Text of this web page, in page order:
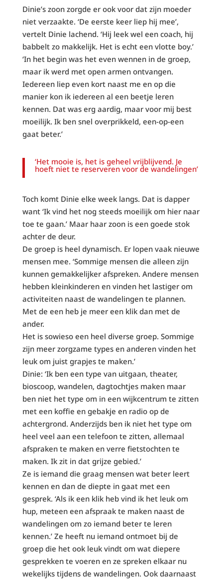
Dinie’s zoon zorgde er ook voor dat zijn moeder
niet verzaakte. ‘De eerste keer liep hij mee’,
vertelt Dinie lachend. ‘Hij leek wel een coach, hij
babbelt zo makkelijk. Het is echt een vlotte boy.’
‘In het begin was het even wennen in de groep,
maar ik werd met open armen ontvangen.
Iedereen liep even kort naast me en op die
manier kon ik iedereen al een beetje leren
kennen. Dat was erg aardig, maar voor mij best
moeilijk. Ik ben snel overprikkeld, een-op-een
gaat beter.’
‘Het mooie is, het is geheel vrijblijvend. Je
hoeft niet te reserveren voor de wandelingen’
Toch komt Dinie elke week langs. Dat is dapper
want ‘Ik vind het nog steeds moeilijk om hier naar
toe te gaan.’ Maar haar zoon is een goede stok
achter de deur.
De groep is heel dynamisch. Er lopen vaak nieuwe
mensen mee. ‘Sommige mensen die alleen zijn
kunnen gemakkelijker afspreken. Andere mensen
hebben kleinkinderen en vinden het lastiger om
activiteiten naast de wandelingen te plannen.
Met de een heb je meer een klik dan met de
ander.
Het is sowieso een heel diverse groep. Sommige
zijn meer zorgzame types en anderen vinden het
leuk om juist grapjes te maken.’
Dinie: ‘Ik ben een type van uitgaan, theater,
bioscoop, wandelen, dagtochtjes maken maar
ben niet het type om in een wijkcentrum te zitten
met een koffie en gebakje en radio op de
achtergrond. Anderzijds ben ik niet het type om
heel veel aan een telefoon te zitten, allemaal
afspraken te maken en verre fietstochten te
maken. Ik zit in dat grijze gebied.’
Ze is iemand die graag mensen wat beter leert
kennen en dan de diepte in gaat met een
gesprek. ‘Als ik een klik heb vind ik het leuk om
hup, meteen een afspraak te maken naast de
wandelingen om zo iemand beter te leren
kennen.’ Ze heeft nu iemand ontmoet bij de
groep die het ook leuk vindt om wat diepere
gesprekken te voeren en ze spreken elkaar nu
wekelijks tijdens de wandelingen. Ook daarnaast